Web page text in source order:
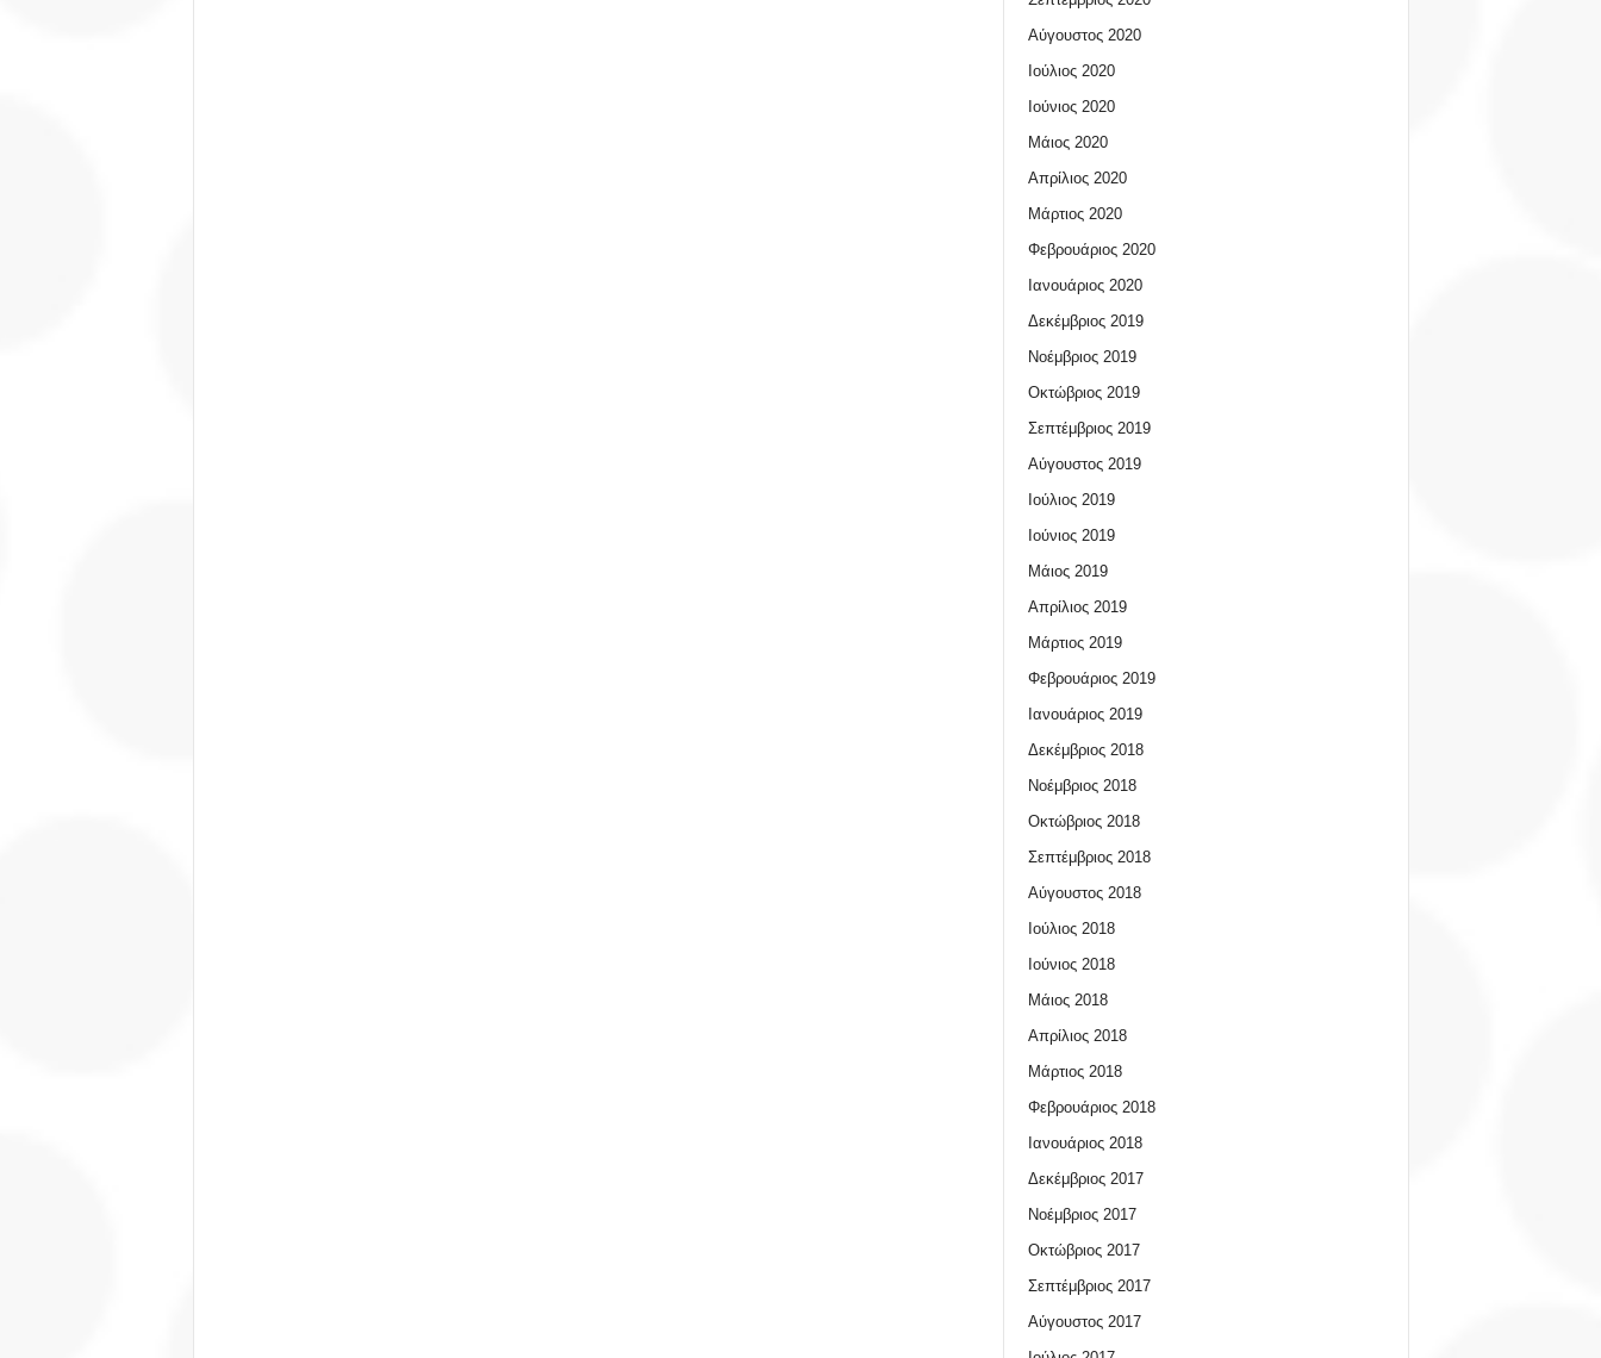
Αύγουστος 2020
Ιούλιος 2020
Ιούνιος 2020
Μάιος 2020
Απρίλιος 2020
Μάρτιος 2020
Φεβρουάριος 2020
Ιανουάριος 2020
Δεκέμβριος 2019
Νοέμβριος 2019
Οκτώβριος 2019
Σεπτέμβριος 2019
Αύγουστος 2019
Ιούλιος 2019
Ιούνιος 2019
Μάιος 2019
Απρίλιος 2019
Μάρτιος 2019
Φεβρουάριος 2019
Ιανουάριος 2019
Δεκέμβριος 2018
Νοέμβριος 2018
Οκτώβριος 2018
Σεπτέμβριος 2018
Αύγουστος 2018
Ιούλιος 2018
Ιούνιος 2018
Μάιος 2018
Απρίλιος 2018
Μάρτιος 2018
Φεβρουάριος 2018
Ιανουάριος 2018
Δεκέμβριος 2017
Νοέμβριος 2017
Οκτώβριος 2017
Σεπτέμβριος 2017
Αύγουστος 2017